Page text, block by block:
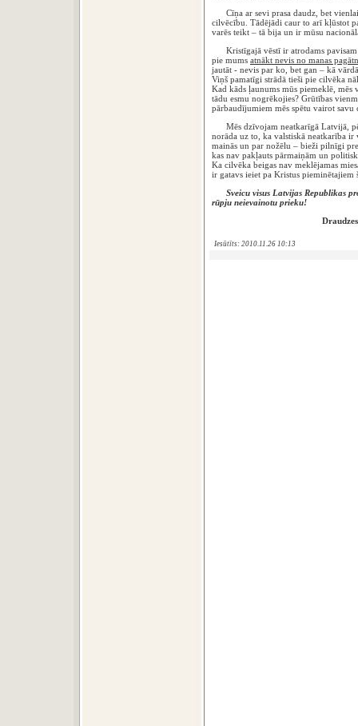
Cīņa ar sevi prasa daudz, bet
cilvēcību. Tādējādi caur to arī kļūstot
varēs teikt – tā bija un ir mūsu
Kristīgajā vēstī ir atrodams pavisam
pie mums atnākt nevis no manas
jautāt - nevis par ko, bet gan – kā
Viņš pamatīgi strādā tieši pie cilvēka
Kad kāds ļaunums mūs piemeklē,
tādu esmu nogrēkojies? Grūtības
pārbaudījumiem mēs spētu vairot savu
Mēs dzīvojam neatkarīgā Latvijā,
norāda uz to, ka valstiskā neatkarība ir
mainās un par nožēlu – bieži pilnīgi
kas nav pakļauts pārmaiņām un
Ka cilvēka beigas nav meklējamas
ir gatavs ieiet pa Kristus pieminētajiem
Sveicu visus Latvijas Republikas
rūpju neievainotu prieku!
Iesūtīts: 2010.11.26 10:13